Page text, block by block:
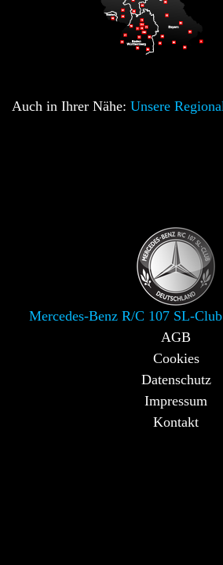
Auch in Ihrer Nähe: Unsere
Mercedes-Benz R/C 107 SL-
AGB
Cookies
Datenschutz
Impressum
Kontakt